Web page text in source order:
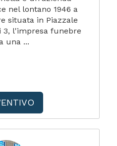
nel lontano 1946 a
situata in Piazzale
3, l'impresa funebre
una ...